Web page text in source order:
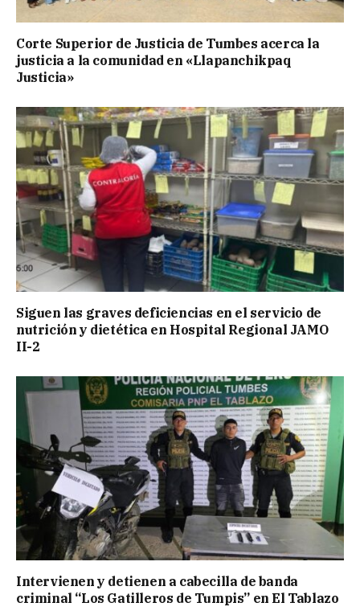
Corte Superior de Justicia de Tumbes acerca la
justicia a la comunidad en «Llapanchikpaq
Justicia»
Siguen las graves deficiencias en el servicio de
nutrición y dietética en Hospital Regional JAMO
II-2
Intervienen y detienen a cabecilla de banda
criminal “Los Gatilleros de Tumpis” en El Tablazo